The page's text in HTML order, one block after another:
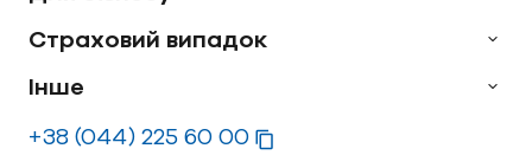
Страховий випадок
Інше
+38 (044) 225 60 00